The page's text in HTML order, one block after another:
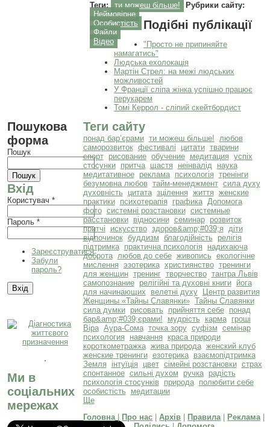
Теги: ти можеш більше!
Рубрики сайту:
Неймовірне
Особистість
Файли
Відео
Подібні публікації
"Просто не припиняйте
намагатись"
Людська ехолокація
Мартін Стрел: на межі людських
можливостей
У Франції сліпа жінка успішно працює
перукарем
Томі Керрол - сліпий скейтбордист
Пошукова
форма
Пошук
Вхід
Користувач*
Пароль*
Зареєструватися
Забули
пароль?
Ми в
соціальних
мережах
Теги сайту
понад бар’єрами ти можеш більше!
любов
саморозвиток фестивалі цитати тварини
спорт
рисование обучение медитация успіх
стосунки
притча щастя неінвалід
наука
медитативное
реклама психологія тренінги
безумовна любов тайм-менеджмент сила духу
духовність
цитата зцілення життя женские
практики
психотерапія графика
Допомога
фото системні розстановки системные
расстановки
відносини семинар
розвиток
притчі
искусство здоров&amp;#039;я
діти
відпочинок буддизм благодійність
релігія
підтримка
практична психологія
надихаюча
доброта
любов до себе живопись екологічне
мислення эзотерика християнство тренинги
для женщин тренинг творчество тантра Львів
самопознание
релігійні та духовні книги
йога
для начинающих
велетні духу
Центр развития
Женщины «Тайны Славянки» Тайны Славянки
сила думки
рисовать прийняття себе
понад
бар&amp;#039;єрами!
мудрість карма
гроші
Віра Аура-Сома точка зору суфізм семінар
психология
навчання
краса природи
короткометражка жива природа женский клуб
женские тренинги езотерика
взаємопідтримка
Земля
інтуїція цвет сімейні розстановки страх
спонтанное сильні духом ручка
радість
психологія стосунків
природа
полюбити себе
особистість
медитации
Ще
Головна
Про нас |Архів Правила Реклама